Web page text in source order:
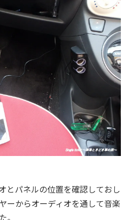
とパネルの位置を確認しておし
ーからオーディオを通して音楽
。